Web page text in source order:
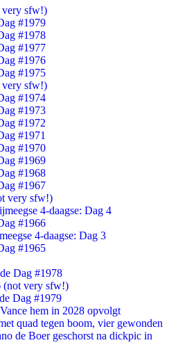
very sfw!)
#1979
#1978
#1977
#1976
#1975
very sfw!)
#1974
#1973
#1972
#1971
#1970
#1969
#1968
#1967
very sfw!)
4-daagse: Dag 4
#1966
4-daagse: Dag 3
#1965
Dag #1978
(not very sfw!)
Dag #1979
hem in 2028 opvolgt
quad tegen boom, vier gewonden
de Boer geschorst na dickpic in